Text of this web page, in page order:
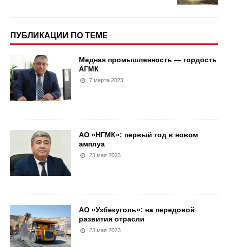
ПУБЛИКАЦИИ ПО ТЕМЕ
Медная промышленность — гордость
АГМК
7 марта 2023
АО «НГМК»: первый год в новом
амплуа
23 мая 2023
АО «Узбекуголь»: на передовой
развития отрасли
23 мая 2023